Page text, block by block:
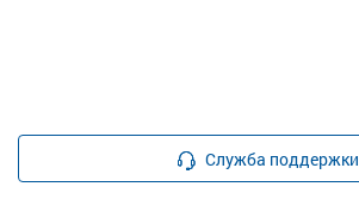
Служба поддержки